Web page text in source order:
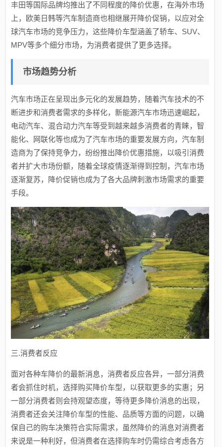
丰田等国际品牌均推出了不同程度的降价优惠，在海外市场
上，欧美日韩等汽车制造商也相继展开降价促销，以应对全
球汽车市场的竞争压力，这些降价车型涵盖了轿车、SUV、
MPV等多个细分市场，为消费者提供了更多选择。
市场趋势分析
汽车市场正在呈现出多元化的发展趋势，随着汽车技术的不
断进步和消费者需求的多样化，新能源汽车市场迅速崛起，
电动汽车、混合动力汽车等受到越来越多消费者的青睐，智
能化、网联化等也成为了汽车市场的重要发展方向，汽车制
造商为了保持竞争力，纷纷推出降价优惠措施，以吸引消费
者并扩大市场份额，随着全球疫情逐渐得到控制，汽车市场
逐渐复苏，降价促销也成为了各大品牌刺激市场需求的重要
手段。
三.消费者反应
面对各种车降价的最新消息，消费者反应各异，一部分消费
者会抓住时机，选择购买降价车型，以获取更多的实惠；另
一部分消费者则会持观望态度，等待更多降价消息的出现，
消费者还会关注降价车型的性能、品质等方面的问题，以确
保自己的购车决策符合实际需求，虽然降价的消息对消费者
来说是一种利好，但消费者在选择购车时仍需综合考虑各方